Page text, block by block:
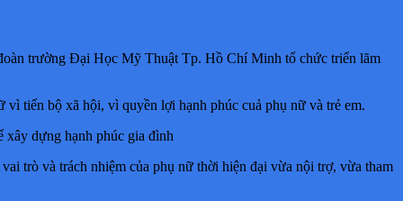
tiến bộ xã hội, vì quyền lợi hạnh phúc cuả phụ nữ và trẻ em.
xây dựng hạnh phúc gia đình
trò và trách nhiệm của phụ nữ thời hiện đại vừa nội trợ, vừa tham